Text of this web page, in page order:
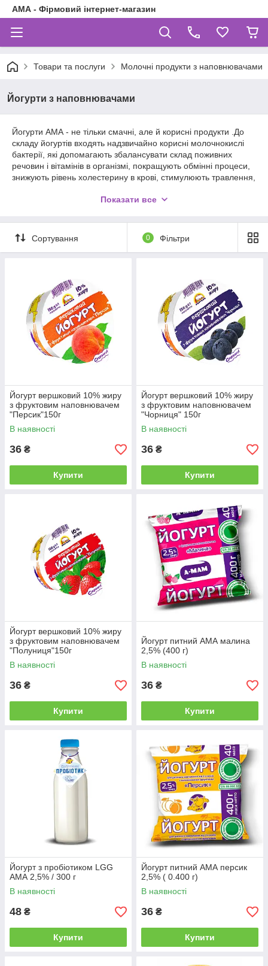
АМА - Фірмовий інтернет-магазин
Товари та послуги Молочні продукти з наповнювачами
Йогурти з наповнювачами
Йогурти АМА - не тільки смачні, але й корисні продукти .До
складу йогуртів входять надзвичайно корисні молочнокислі
бактерії, які допомагають збалансувати склад поживних
речовин і вітамінів в організмі, покращують обмінні процеси,
знижують рівень холестерину в крові, стимулюють травлення,
Йогурти виробляються тільки з натуральними фруктовими
Показати все
Сортування 0 Фільтри
Йогурт вершковий 10% жиру
з фруктовим наповнювачем
"Персик"150г
В наявності
36 ₴
Купити
Йогурт вершковий 10% жиру
з фруктовим наповнювачем
"Чорниця" 150г
В наявності
36 ₴
Купити
Йогурт вершковий 10% жиру
з фруктовим наповнювачем
"Полуниця"150г
В наявності
36 ₴
Купити
Йогурт питний АМА малина
2,5% (400 г)
В наявності
36 ₴
Купити
Йогурт з пробіотиком LGG
АМА 2,5% / 300 г
В наявності
48 ₴
Купити
Йогурт питний АМА персик
2,5% ( 0.400 г)
В наявності
36 ₴
Купити